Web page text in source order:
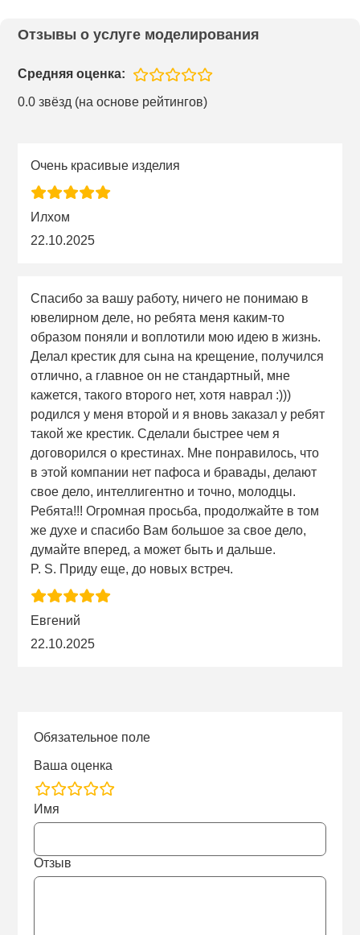
Отзывы о услуге моделирования
Средняя оценка:
0.0 звёзд (на основе рейтингов)
Очень красивые изделия
Илхом
22.10.2025
Спасибо за вашу работу, ничего не понимаю в
ювелирном деле, но ребята меня каким-то
образом поняли и воплотили мою идею в жизнь.
Делал крестик для сына на крещение, получился
отлично, а главное он не стандартный, мне
кажется, такого второго нет, хотя наврал :)))
родился у меня второй и я вновь заказал у ребят
такой же крестик. Сделали быстрее чем я
договорился о крестинах. Мне понравилось, что
в этой компании нет пафоса и бравады, делают
свое дело, интеллигентно и точно, молодцы.
Ребята!!! Огромная просьба, продолжайте в том
же духе и спасибо Вам большое за свое дело,
думайте вперед, а может быть и дальше.
P. S. Приду еще, до новых встреч.
Евгений
22.10.2025
Обязательное поле
Ваша оценка
rating
fields
Имя
Отзыв